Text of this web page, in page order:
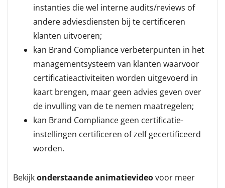
instanties die wel interne audits/reviews of
andere adviesdiensten bij te certificeren
klanten uitvoeren;
kan Brand Compliance verbeterpunten in het
managementsysteem van klanten waarvoor
certificatieactiviteiten worden uitgevoerd in
kaart brengen, maar geen advies geven over
de invulling van de te nemen maatregelen;
kan Brand Compliance geen certificatie-
instellingen certificeren of zelf gecertificeerd
worden.
Bekijkonderstaande animatievideovoor meer